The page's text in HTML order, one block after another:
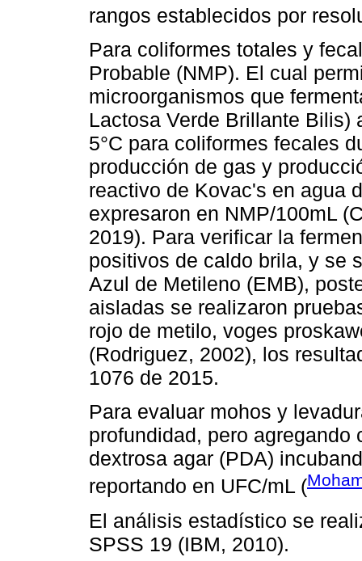
rangos establecidos por
Para coliformes totales y
Probable (NMP). El cual
microorganismos que
Lactosa Verde Brillante Bilis)
5°C para coliformes fecales
producción de gas y
reactivo de Kovac's en agua
expresaron en NMP/100mL
2019). Para verificar la
positivos de caldo brila, y se
Azul de Metileno (EMB),
aisladas se realizaron
rojo de metilo, voges
(Rodriguez, 2002), los
1076 de 2015.
Para evaluar mohos y
profundidad, pero
dextrosa agar (PDA)
reportando en UFC/mL (
El análisis estadístico se
SPSS 19 (IBM, 2010).